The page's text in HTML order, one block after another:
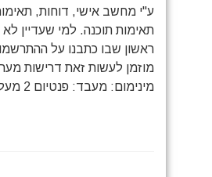
ע"י מחשב אישי, דוחות,
תאימות תוכנה. למי שעדיין
ראשון שבו כתבנו על
מוזמן לעשות זאת דרישות
מינימום: מעבד: פנטיום 2 מעל 500MHZ ...